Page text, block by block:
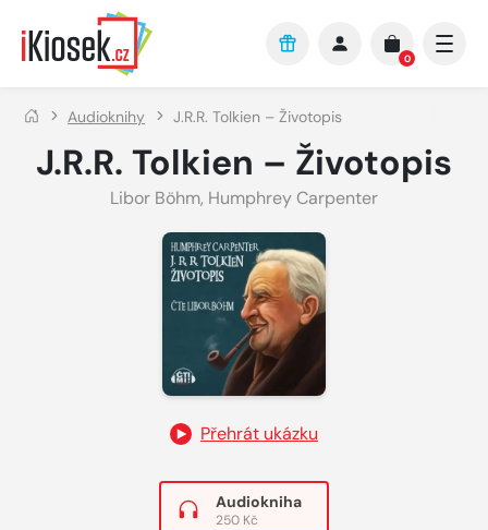
Přejít na hlavní obsah
0
Audioknihy J.R.R. Tolkien – Životopis
J.R.R. Tolkien – Životopis
Libor Böhm, Humphrey Carpenter
Přehrát ukázku
Audiokniha
250 Kč